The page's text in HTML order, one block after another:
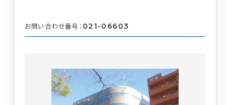
お問い合わせ番号： 021-06603